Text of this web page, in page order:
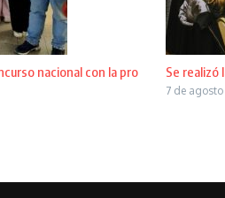
nacional con la pro
Se realizó
7 de